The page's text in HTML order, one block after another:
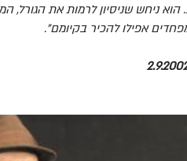
ניחש שניסיון לרמות את הגורל,
אפילו להכיר בקיומם".